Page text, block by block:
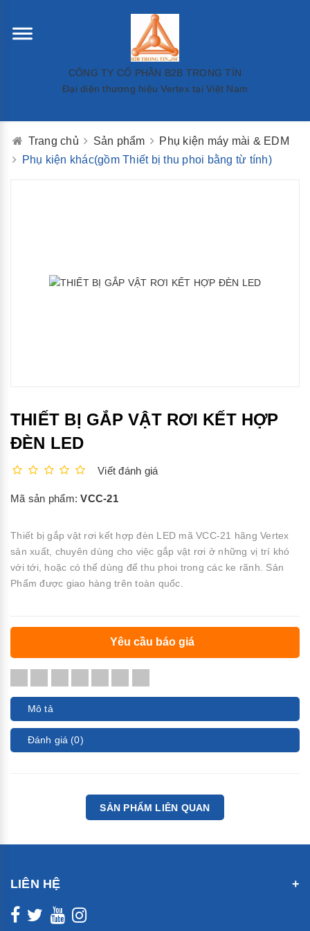
CÔNG TY CỔ PHẦN B2B TRỌNG TÍN
Đại diện thương hiệu Vertex tại Việt Nam
Trang chủ Sản phẩm
Phụ kiện máy mài & EDM
Phụ kiện khác(gồm Thiết bị thu phoi bằng từ tính)
THIẾT BỊ GẮP VẬT RƠI KẾT HỢP
ĐÈN LED
Viết đánh giá
Mã sản phẩm:VCC-21
Thiết bị gắp vật rơi kết hợp đèn LED mã VCC-21 hãng Vertex
sản xuất, chuyên dùng cho việc gắp vật rơi ở những vị trí khó
với tới, hoặc có thể dùng để thu phoi trong các ke rãnh. Sản
Phẩm được giao hàng trên toàn quốc.
Yêu cầu báo giá
Mô tả
Đánh giá (0)
SẢN PHẨM LIÊN QUAN
LIÊN HỆ